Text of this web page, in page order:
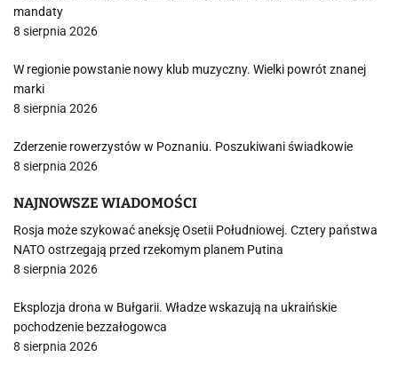
mandaty
8 sierpnia 2026
W regionie powstanie nowy klub muzyczny. Wielki powrót znanej
marki
8 sierpnia 2026
Zderzenie rowerzystów w Poznaniu. Poszukiwani świadkowie
8 sierpnia 2026
NAJNOWSZE WIADOMOŚCI
Rosja może szykować aneksję Osetii Południowej. Cztery państwa
NATO ostrzegają przed rzekomym planem Putina
8 sierpnia 2026
Eksplozja drona w Bułgarii. Władze wskazują na ukraińskie
pochodzenie bezzałogowca
8 sierpnia 2026